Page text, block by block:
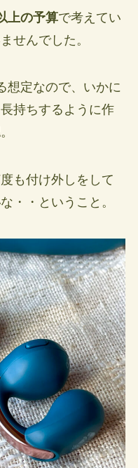
上の予算で考えてい
せんでした。
想定なので、いかに
持ちするように作
も付け外しをして
な・・ということ。